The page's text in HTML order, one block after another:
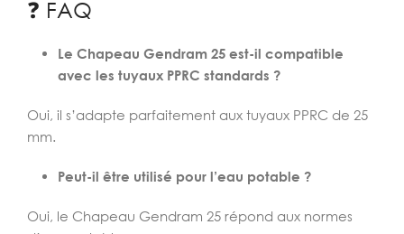
❓ FAQ
Le Chapeau Gendram 25 est-il compatible
avec les tuyaux PPRC standards ?
Oui, il s’adapte parfaitement aux tuyaux PPRC de 25
mm.
Peut-il être utilisé pour l’eau potable ?
Oui, le Chapeau Gendram 25 répond aux normes